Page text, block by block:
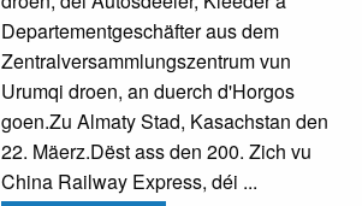
Departementgeschäfter aus dem
Zentralversammlungszentrum vun
Urumqi droen, an duerch d'Horgos
goen.Zu Almaty Stad, Kasachstan den
22. Mäerz.Dëst ass den 200. Zich vu
China Railway Express, déi ...